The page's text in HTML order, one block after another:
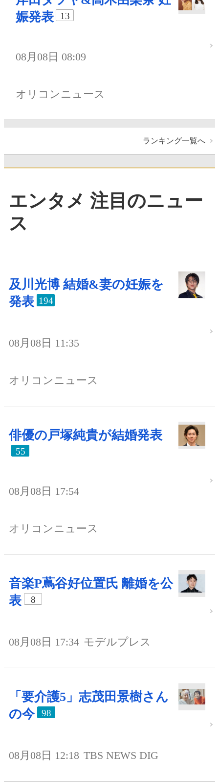
娠発表
13
08月08日 08:09
オリコンニュース
ランキング一覧へ
エンタメ 注目のニュー
ス
及川光博 結婚&妻の妊娠を
発表 194
08月08日 11:35
オリコンニュース
俳優の戸塚純貴が結婚発表
55
08月08日 17:54
オリコンニュース
音楽P蔦谷好位置氏 離婚を公
表
8
08月08日 17:34 モデルプレス
「要介護5」志茂田景樹さん
の今
98
08月08日 12:18 TBS NEWS DIG